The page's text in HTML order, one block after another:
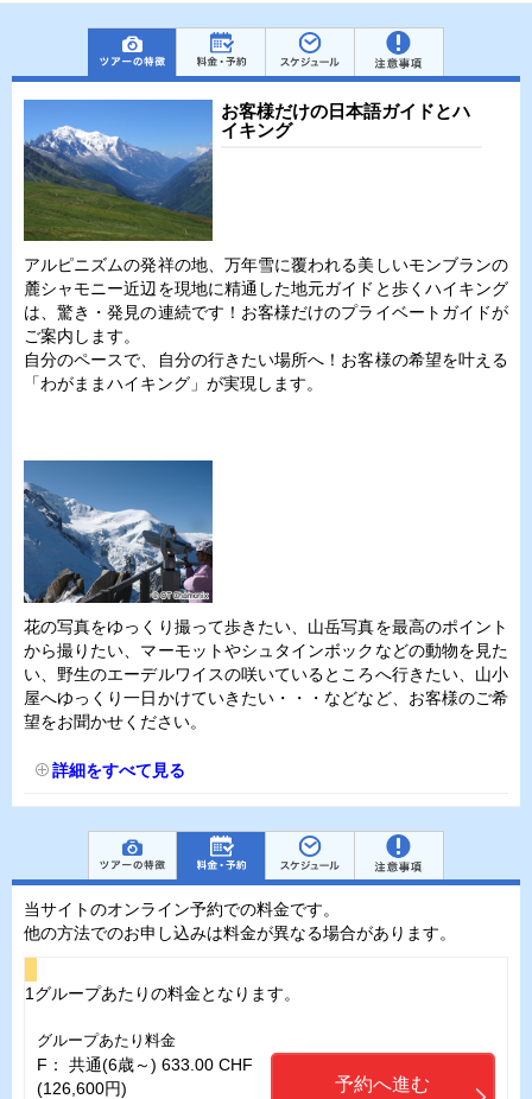
お客様だけの日本語ガイドとハ
イキング
アルピニズムの発祥の地、万年雪に覆われる美しいモンブランの
麓シャモニー近辺を現地に精通した地元ガイドと歩くハイキング
は、驚き・発見の連続です！お客様だけのプライベートガイドが
ご案内します。
自分のペースで、自分の行きたい場所へ！お客様の希望を叶える
「わがままハイキング」が実現します。
花の写真をゆっくり撮って歩きたい、山岳写真を最高のポイント
から撮りたい、マーモットやシュタインボックなどの動物を見た
い、野生のエーデルワイスの咲いているところへ行きたい、山小
屋へゆっくり一日かけていきたい・・・などなど、お客様のご希
望をお聞かせください。
詳細をすべて見る
当サイトのオンライン予約での料金です。
他の方法でのお申し込みは料金が異なる場合があります。
1グループあたりの料金となります。
グループあたり料金
F： 共通(6歳～) 633.00 CHF
(126,600円)
予約へ進む